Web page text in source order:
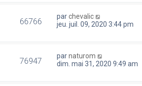
66766 parchevalic
jeu. juil. 09, 2020 3:44 pm
76947 parnaturom
dim. mai 31, 2020 9:49 am